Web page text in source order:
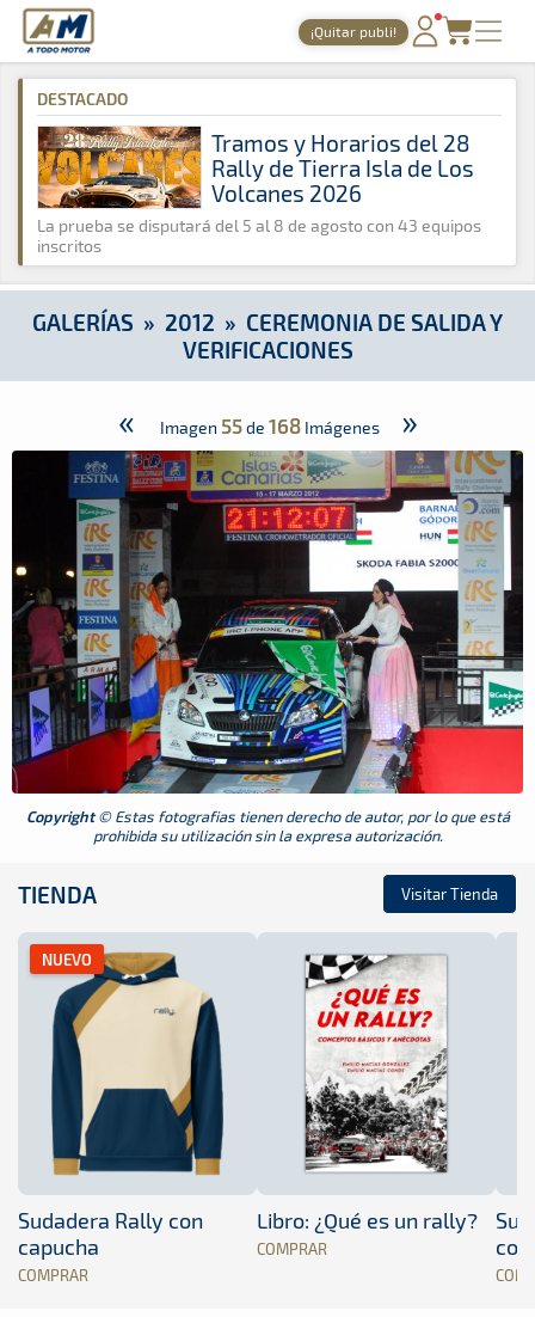
A Todo Motor · Revista del motor desde 1999
¡Quitar publi!
PORTADA
TIEMPOS ONLINE
NOTICIAS
AGENDA
GALERÍAS
TIENDA
A Todo Motor » Galerías » 2012 » Ceremonia de Salida y
DESTACADO
Tramos y Horarios del 28
Rally de Tierra Isla de Los
Volcanes 2026
La prueba se disputará del 5 al 8 de agosto con 43 equipos
inscritos
GALERÍAS » 2012 » CEREMONIA DE SALIDA Y
VERIFICACIONES
« Imagen 55de 168Imágenes »
Copyright© Estas fotografias tienen derecho de autor, por lo que está
prohibida su utilización sin la expresa autorización.
TIENDA Visitar Tienda
NUEVO
Sudadera Rally con
capucha
COMPRAR
Libro: ¿Qué es un rally?
COMPRAR